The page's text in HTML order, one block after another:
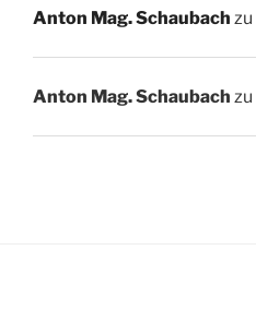
Anton Mag. Schaubach zu
Anton Mag. Schaubach zu